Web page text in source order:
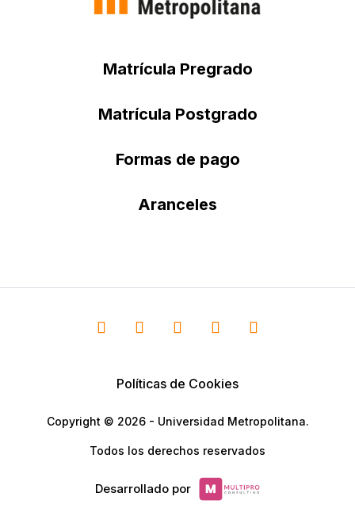
Matrícula Pregrado
Matrícula Postgrado
Formas de pago
Aranceles
Políticas de Cookies
Copyright © 2026 - Universidad Metropolitana.
Todos los derechos reservados
Desarrollado por